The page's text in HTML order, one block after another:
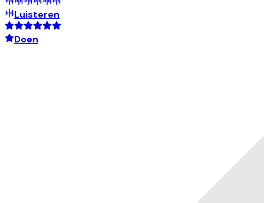
Luisteren
Doen